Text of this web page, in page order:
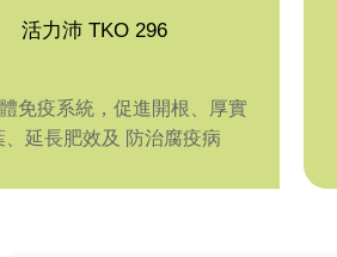
活力沛 TKO 296
免疫系統，促進開根、厚實
、延長肥效及 防治腐疫病